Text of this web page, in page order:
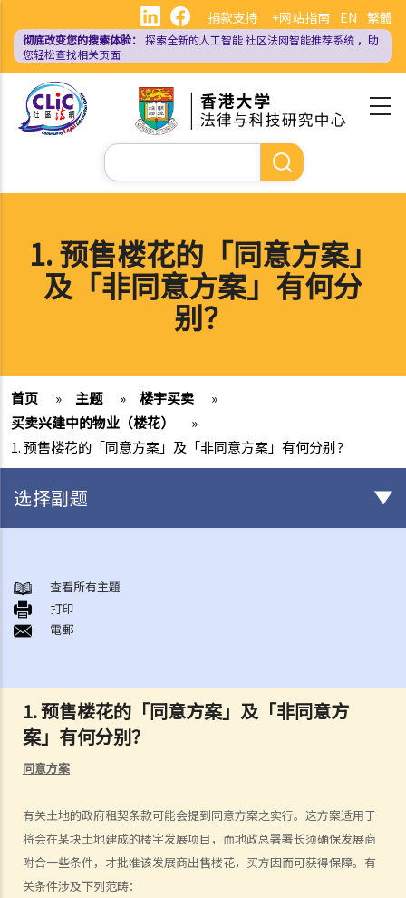
主
EN 繁體
捐款支持 +网站指南
彻底改变您的搜索体验： 探索全新的人工智能社区法网智能推荐系统 ，助
您轻松查找相关页面
搜
索
1. 预售楼花的「同意方案」
及「非同意方案」有何分
别？
首页 » 主题 » 楼宇买卖
»
买卖兴建中的物业（楼花）
»
1. 预售楼花的「同意方案」及「非同意方案」有何分别？
1. 预售楼花的「同意方案」及「非同意方
案」有何分别？
同意方案
有关土地的政府租契条款可能会提到同意方案之实行。这方案适用于
将会在某块土地建成的楼宇发展项目，而地政总署署长须确保发展商
附合一些条件，才批准该发展商出售楼花，买方因而可获得保障。有
关条件涉及下列范畴：
选择副题
1. 我在一幢多层大厦内拥有一个单位，我是否持有政府租契？
2. 物业拥有权之形式有几多种类？「全权拥有」、「联权共有」、「分
权共有」有何分别？
4. 我不是物业的登记 / 注册业主（在土地注册处注册的楼契并无写上本
人的姓名），但该物业的全部或部分楼价由我支付。我是否有该物业的
话事权？我可否阻止「注册业主」出售物业？
地产代理服务（连同买卖程序之概述）
2. 作为卖方 / 业主，如果我透过地产代理放售自己的单位，是否一定要
签署地产代理协议？
3. 地产代理可否同时为买卖双方服务？
4. 如果地产代理同时代表卖方（即本人）及买方，我可否支付较少的佣
查看所有主題
打印
電郵